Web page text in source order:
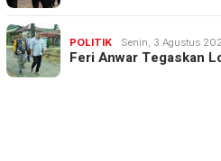
POLITIK Senin, 3 Agustus
Feri Anwar Tegaskan